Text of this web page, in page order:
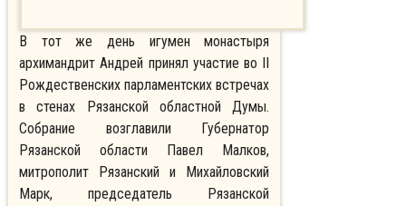
В тот же день игумен монастыря
архимандрит Андрей принял участие во II
Рождественских парламентских встречах
в стенах Рязанской областной Думы.
Собрание возглавили Губернатор
Рязанской области Павел Малков,
митрополит Рязанский и Михайловский
Марк, председатель Рязанской